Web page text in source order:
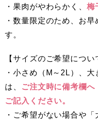
・果肉がやわらかく、 梅
・数量限定のため、お
す。
【サイズのご希望につい
・小さめ（M～2L）、
は、
ご注文時に備考欄
ご記入ください。
・ご希望がない場合や